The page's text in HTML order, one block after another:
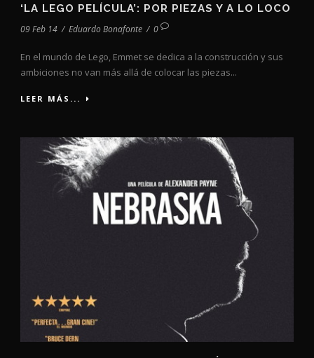
‘LA LEGO PELÍCULA’: POR PIEZAS Y A LO LOCO
09 Feb 14 / Eduardo Bonafonte / 0
En el mundo de Lego, Emmet se dedica a la construcción y sus
ambiciones no van más allá de colocar las piezas...
LEER MÁS...